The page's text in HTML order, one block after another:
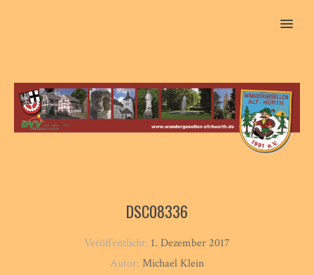
MENU
DSC08336
Veröffentlicht: 1. Dezember 2017
Autor: Michael Klein